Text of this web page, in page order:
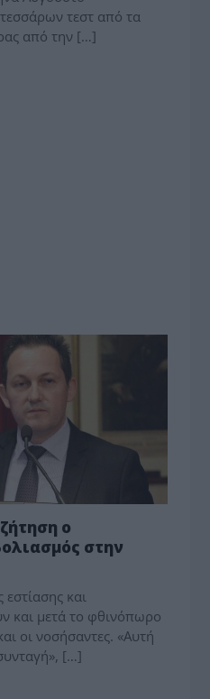
τεστ από τα
από την […]
ο
στην
και
και μετά το φθινόπωρο
οι νοσήσαντες. «Αυτή
[…]